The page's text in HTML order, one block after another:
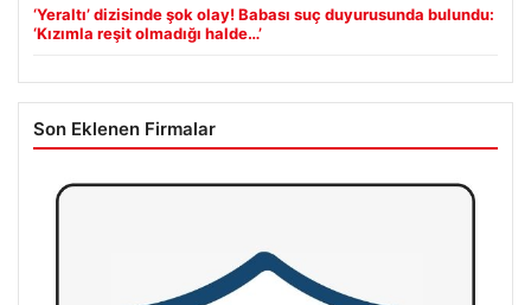
‘Yeraltı’ dizisinde şok olay! Babası suç duyurusunda bulundu:
‘Kızımla reşit olmadığı halde…’
Son Eklenen Firmalar